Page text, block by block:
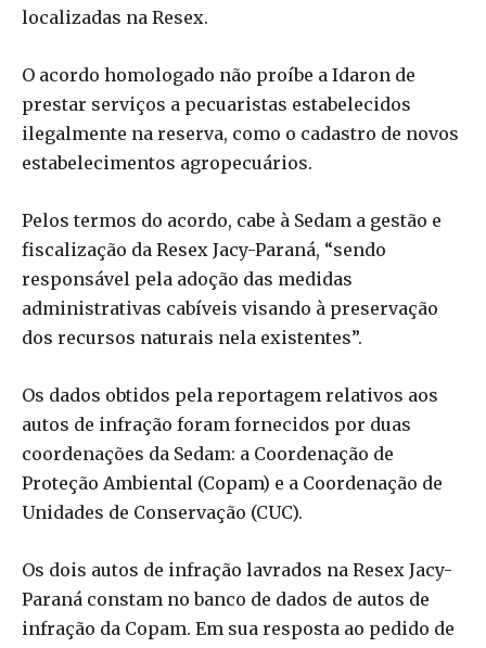
localizadas na Resex.
O acordo homologado não proíbe a Idaron de
prestar serviços a pecuaristas estabelecidos
ilegalmente na reserva, como o cadastro de novos
estabelecimentos agropecuários.
Pelos termos do acordo, cabe à Sedam a gestão e
fiscalização da Resex Jacy-Paraná, “sendo
responsável pela adoção das medidas
administrativas cabíveis visando à preservação
dos recursos naturais nela existentes”.
Os dados obtidos pela reportagem relativos aos
autos de infração foram fornecidos por duas
coordenações da Sedam: a Coordenação de
Proteção Ambiental (Copam) e a Coordenação de
Unidades de Conservação (CUC).
Os dois autos de infração lavrados na Resex Jacy-
Paraná constam no banco de dados de autos de
infração da Copam. Em sua resposta ao pedido de